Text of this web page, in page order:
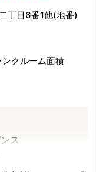
丁目6番1他(地番)
クルーム面積
ス